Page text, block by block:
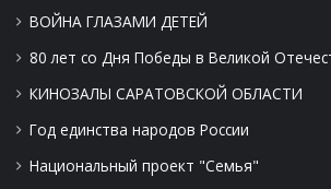
ВОЙНА ГЛАЗАМИ ДЕТЕЙ
80 лет со Дня Победы в Великой
КИНОЗАЛЫ САРАТОВСКОЙ ОБЛАСТИ
Год единства народов России
Национальный проект "Семья"